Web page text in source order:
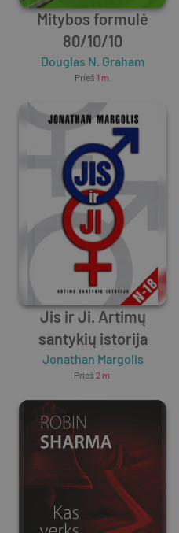
Mitybos formulė
80/10/10
Douglas N. Graham
Prieš 1 m.
Jis ir Ji. Artimų
santykių istorija
Jonathan Margolis
Prieš 2 m.